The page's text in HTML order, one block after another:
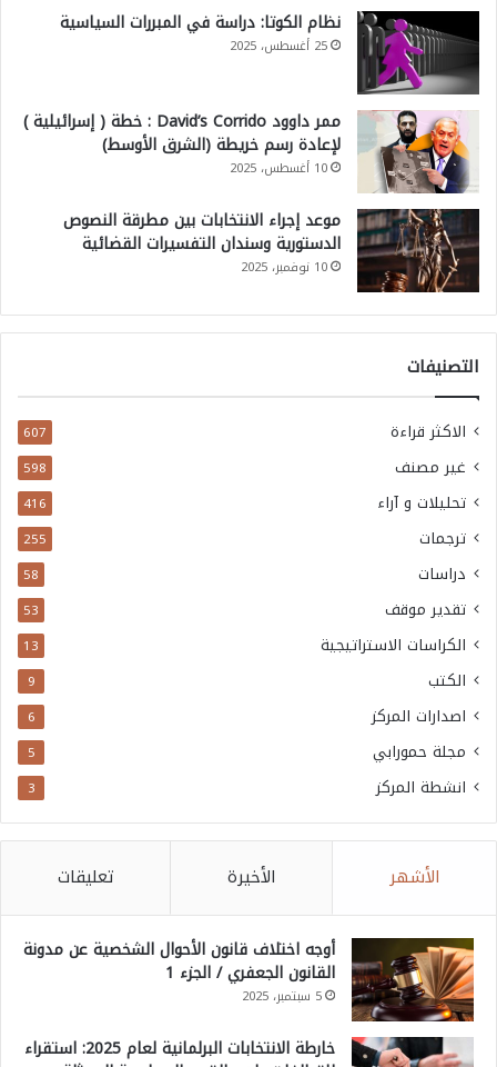
نظام الكوتا: دراسة في المبررات السياسية
25 أغسطس، 2025
ممر داوود David’s Corrido : خطة ( إسرائيلية )
لإعادة رسم خريطة (الشرق الأوسط)
10 أغسطس، 2025
موعد إجراء الانتخابات بين مطرقة النصوص
الدستورية وسندان التفسيرات القضائية
10 نوفمبر، 2025
التصنيفات
الاكثر قراءة 607
غير مصنف 598
تحليلات و آراء 416
ترجمات 255
دراسات 58
تقدير موقف 53
الكراسات الاستراتيجية 13
الكتب 9
اصدارات المركز 6
مجلة حمورابي 5
انشطة المركز 3
الأشهر الأخيرة تعليقات
أوجه اختلاف قانون الأحوال الشخصية عن مدونة
القانون الجعفري / الجزء 1
5 سبتمبر، 2025
خارطة الانتخابات البرلمانية لعام 2025: استقراء